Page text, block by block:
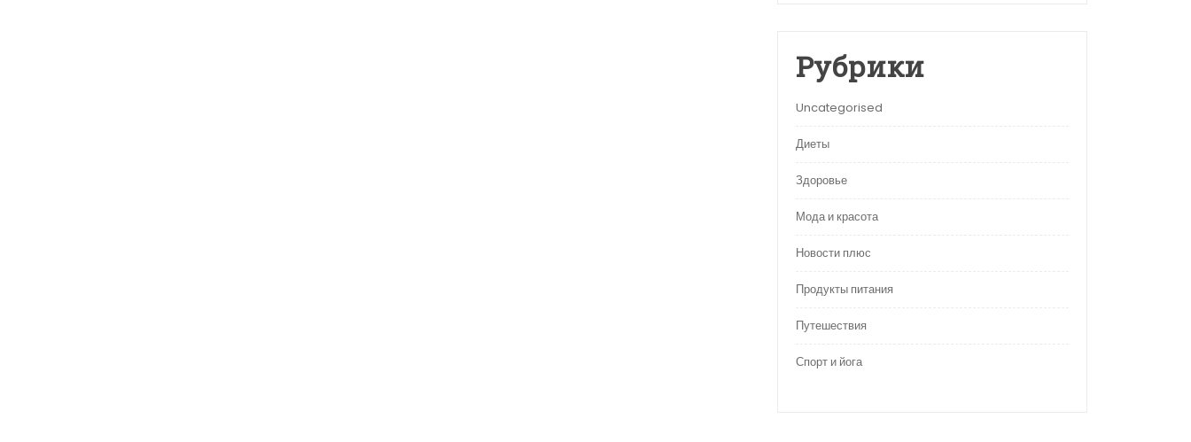
Рубрики
Uncategorised
Диеты
Здоровье
Мода и красота
Новости плюс
Продукты питания
Путешествия
Спорт и йога